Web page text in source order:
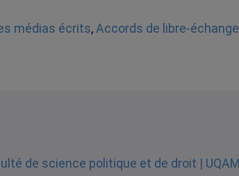
médias écrits, Accords de libre-échange